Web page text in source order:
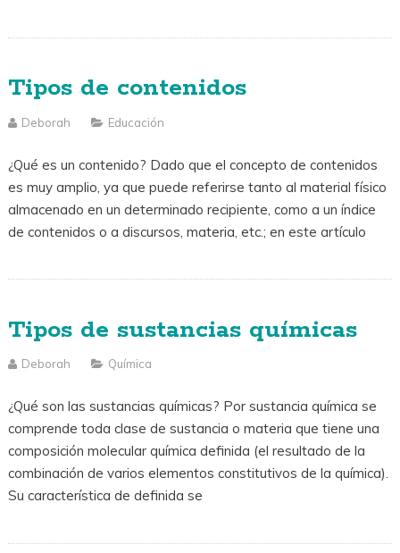
Tipos de contenidos
Deborah Educación
¿Qué es un contenido? Dado que el concepto de contenidos
es muy amplio, ya que puede referirse tanto al material físico
almacenado en un determinado recipiente, como a un índice
de contenidos o a discursos, materia, etc.; en este artículo
Tipos de sustancias químicas
Deborah Química
¿Qué son las sustancias químicas? Por sustancia química se
comprende toda clase de sustancia o materia que tiene una
composición molecular química definida (el resultado de la
combinación de varios elementos constitutivos de la química).
Su característica de definida se